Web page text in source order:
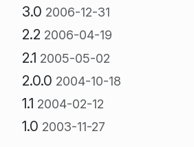
3.0 2006-12-31
2.2 2006-04-19
2.1 2005-05-02
2.0.0 2004-10-18
1.1 2004-02-12
1.0 2003-11-27